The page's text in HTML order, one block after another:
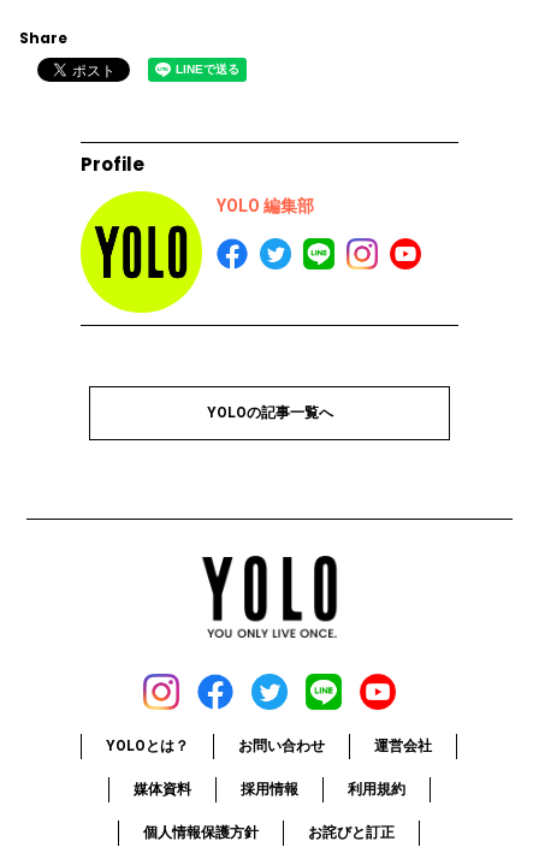
Share
Profile
YOLO 編集部
YOLOの記事一覧へ
YOLOとは？ お問い合わせ 運営会社
媒体資料 採用情報 利用規約
個人情報保護方針 お詫びと訂正